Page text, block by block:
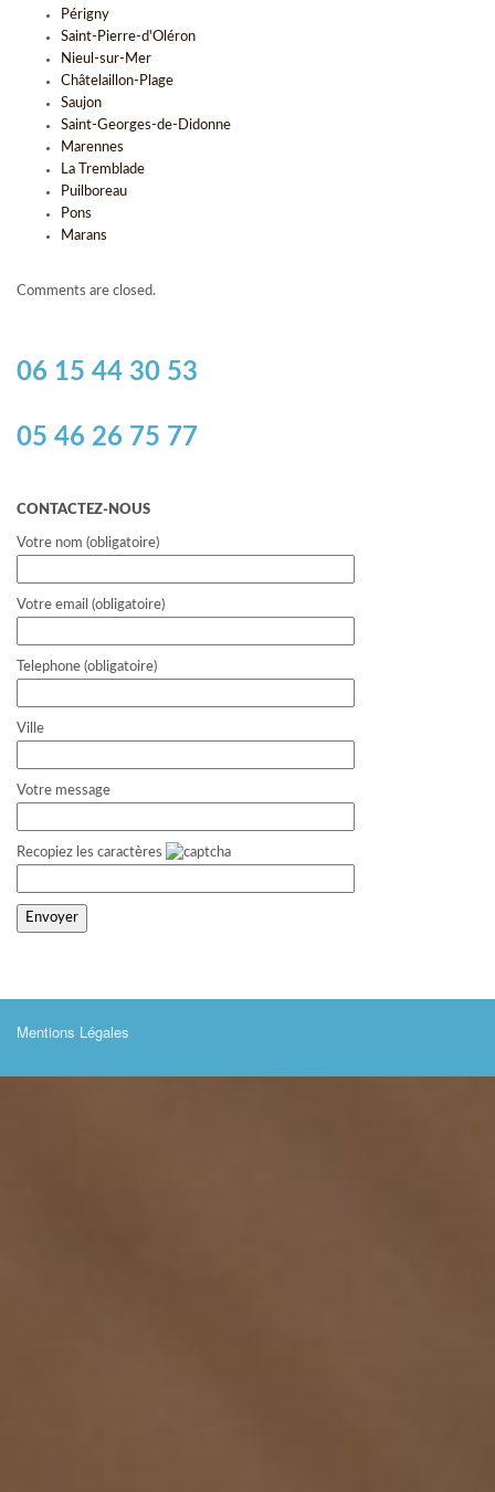
Périgny
Saint-Pierre-d'Oléron
Nieul-sur-Mer
Châtelaillon-Plage
Saujon
Saint-Georges-de-Didonne
Marennes
La Tremblade
Puilboreau
Pons
Marans
Comments are closed.
06 15 44 30 53
05 46 26 75 77
CONTACTEZ-NOUS
Votre nom (obligatoire)
Votre email (obligatoire)
Telephone (obligatoire)
Ville
Votre message
Recopiez les caractères
Mentions Légales